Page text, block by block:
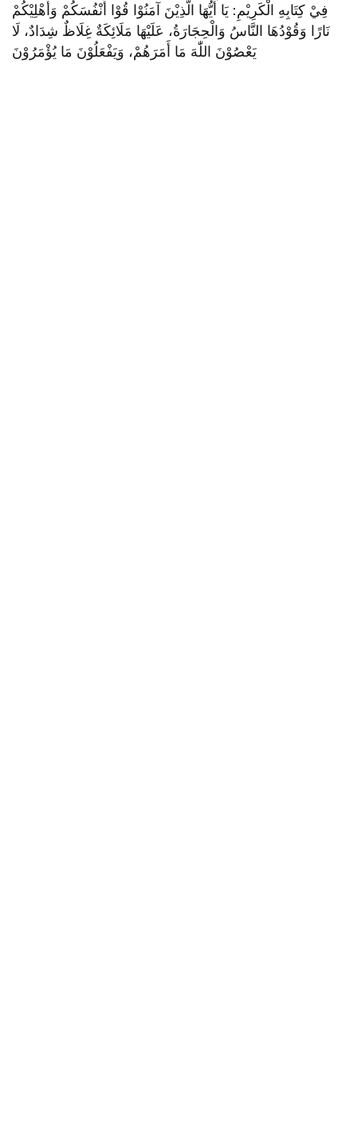
فِيْ كِتَابِهِ الْكَرِيْمِ: يَا أَيُّهَا الَّذِيْنَ آمَنُوْا قُوْا أَنْفُسَكُمْ وَأَهْلِيْكُمْ
نَارًا وَقُوْدُهَا النَّاسُ وَالْحِجَارَةُ، عَلَيْهَا مَلَائِكَةٌ غِلَاظٌ شِدَادٌ، لَا
يَعْصُوْنَ اللّٰهَ مَا أَمَرَهُمْ، وَيَفْعَلُوْنَ مَا يُؤْمَرُوْنَ